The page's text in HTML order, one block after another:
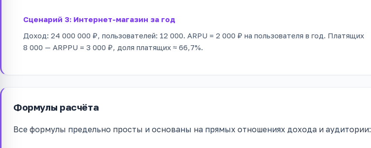
Сценарий 3: Интернет-магазин за год
Доход: 24 000 000 ₽, пользователей: 12 000. ARPU = 2 000 ₽ на пользователя в год. Платящих
8 000 — ARPPU = 3 000 ₽, доля платящих ≈ 66,7%.
Формулы расчёта
Все формулы предельно просты и основаны на прямых отношениях дохода и аудитории: